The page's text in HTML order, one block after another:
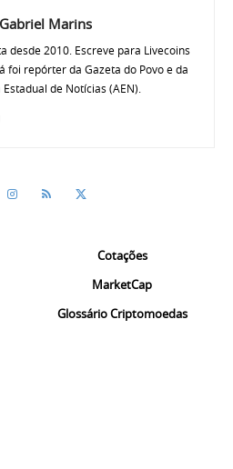
Marins
desde 2010. Escreve para Livecoins
foi repórter da Gazeta do Povo e da
de Notícias (AEN).
Cotações
MarketCap
Glossário Criptomoedas